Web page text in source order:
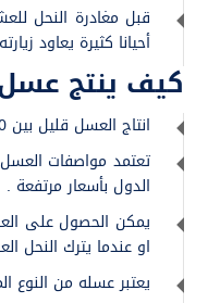
قبل مغادرة النحل
أحيانا كثيرة يعاود
كيف ينتج عسل
انتاج العسل قليل بين 200-900جم.
تعتمد مواصفات
الدول بأسعار مرتفعة .
يمكن الحصول على
او عندما يترك النحل
يعتبر عسله من النوع